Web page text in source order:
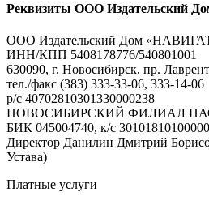
Реквизиты ООО Издательский
ООО Издательский Дом
ИНН/КПП 5408178776/540801001
630090, г. Новосибирск, пр.
тел./факс (383) 333-33-06, 333-14-06
р/с 40702810301330000238
НОВОСИБИРСКИЙ ФИЛИАЛ
БИК 045004740, к/с
Директор Данилин Дмитрий
Устава)
Платные услуги